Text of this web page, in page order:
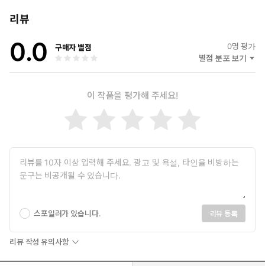
우를 전수하는 것이 그의 꿈이며, 더 많은 사람이 합격을 이뤄 나가
· 유튜브 규토리얼
리뷰
0.0 구매자 별점 0명 평가
별점 분포 보기
이 작품을 평가해 주세요!
스포일러가 있습니다. 리뷰 등록
리뷰 작성 유의사항